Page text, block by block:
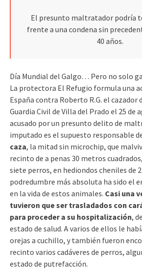
El presunto maltratador podría
frente a una condena sin
40 años.
Día Mundial del Galgo… Pero no solo
La protectora El Refugio formula una
España contra Roberto R.G. el cazador
Guardia Civil de Villa del Prado el 25 de
acusado por un presunto delito de
imputado es el supuesto responsable
caza, la mitad sin microchip, que
recinto de a penas 30 metros
siete perros, en hediondos cheniles de
podredumbre más absoluta ha sido el
en la vida de estos animales. Casi una
tuvieron que ser trasladados con
para proceder a su hospitalización,
estado de salud. A varios de ellos le
orejas a cuchillo, y también fueron
recinto varios cadáveres de perros,
estado de putrefacción.